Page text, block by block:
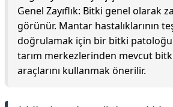
Genel Zayıflık: Bitki genel olarak
görünür. Mantar hastalıklarının
doğrulamak için bir bitki
tarım merkezlerinden mevcut
araçlarını kullanmak önerilir.